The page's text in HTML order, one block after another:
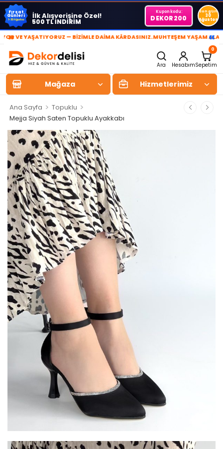
Fırsat
Günleri
1-30 Ağustos İlk Alışverişine Özel!
500 TL İNDİRİM
Kupon kodu:
DEKOR200
Son gün
30
Ağustos
»YAŞATIYORUZ — BİZİMLE DAİMA KÂRDASINIZ.MUHTEŞEM YAŞAM «
Ara Hesabım
0
Sepetim
Mağaza Hizmetlerimiz
Ana Sayfa > Topuklu >
Mejja Siyah Saten Topuklu Ayakkabı